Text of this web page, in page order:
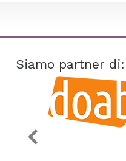
Siamo partner di: